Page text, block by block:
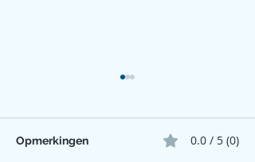
Opmerkingen 0.0 / 5 (0)